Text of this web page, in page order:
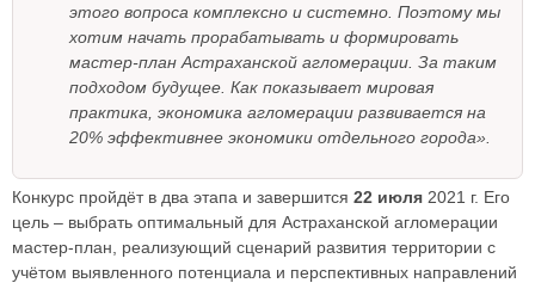
этого вопроса комплексно и системно. Поэтому мы
хотим начать прорабатывать и формировать
мастер-план Астраханской агломерации. За таким
подходом будущее. Как показывает мировая
практика, экономика агломерации развивается на
20% эффективнее экономики отдельного города».
Конкурс пройдёт в два этапа и завершится 22 июля 2021 г. Его
цель – выбрать оптимальный для Астраханской агломерации
мастер-план, реализующий сценарий развития территории с
учётом выявленного потенциала и перспективных направлений